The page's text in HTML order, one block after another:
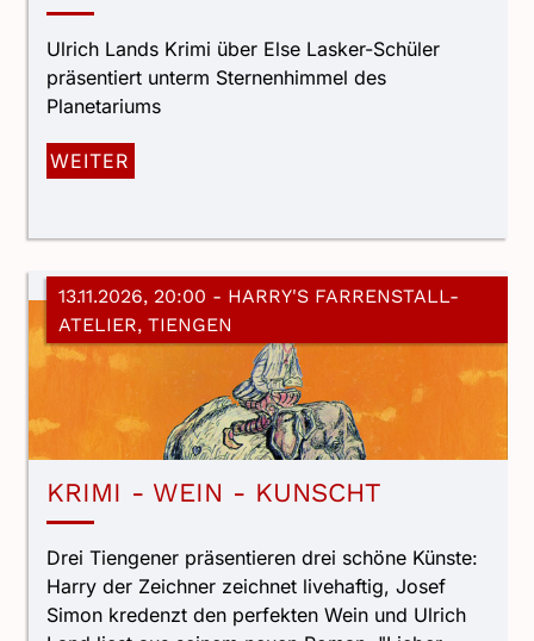
Ulrich Lands Krimi über Else Lasker-Schüler
präsentiert unterm Sternenhimmel des
Planetariums
WEITER
KRIMI - WEIN - KUNSCHT
13.11.2026, 20:00 - HARRY'S FARRENSTALL-
ATELIER, TIENGEN
Drei Tiengener präsentieren drei schöne Künste:
Harry der Zeichner zeichnet livehaftig, Josef
Simon kredenzt den perfekten Wein und Ulrich